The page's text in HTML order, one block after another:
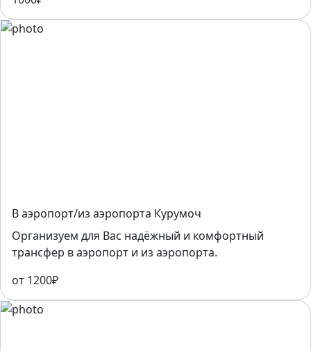
В аэропорт/из аэропорта Курумоч
Организуем для Вас надёжный и комфортный
трансфер в аэропорт и из аэропорта.
от 1200₽